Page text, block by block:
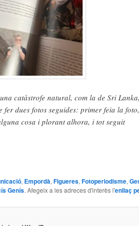
catàstrofe natural, com la de Sri Lanka,
dues fotos seguides: primer feia la foto,
cosa i plorant alhora, i tot seguit
, Empordà, Figueres, Fotoperiodisme,
Genís. Afegeix a les adreces d'interès l'enllaç